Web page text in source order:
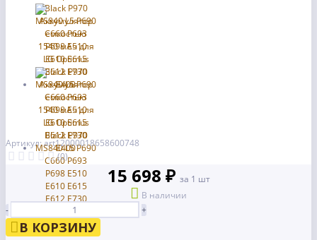
Артикул: art12000018658600748
(0)
15 698 ₽ за 1 шт
В наличии
-
+
В КОРЗИНУ